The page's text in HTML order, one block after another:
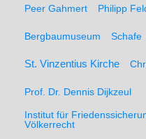
Peer Gahmert Philipp
Bergbaumuseum Schafe
St. Vinzentius Kirche
Prof. Dr. Dennis Dijkzeul
Institut für
Völkerrecht